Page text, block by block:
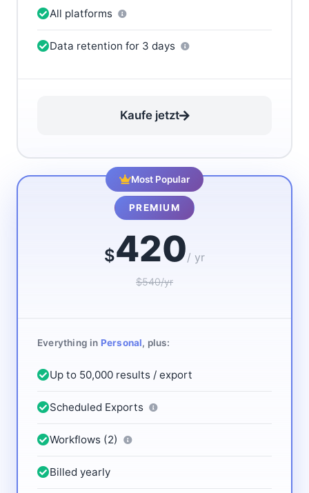
All platforms
Data retention for 3 days
Kaufe jetzt
Most Popular
PREMIUM
$420/ yr
$540/yr
Everything in Personal, plus:
Up to 50,000 results / export
Scheduled Exports
Workflows (2)
Billed yearly